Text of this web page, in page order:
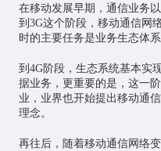
在移动发展早期，通信业务
到3G这个阶段，移动通信网
时的主要任务是业务生态体系
到4G阶段，生态系统基本实
据业务，更重要的是，这一
业，业界也开始提出移动通
理念。
再往后，随着移动通信网络